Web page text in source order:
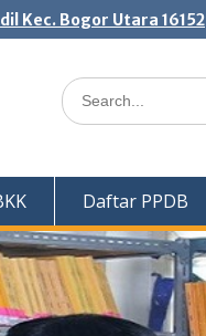
Kec. Bogor Utara 16152
Search
for:
Daftar PPDB